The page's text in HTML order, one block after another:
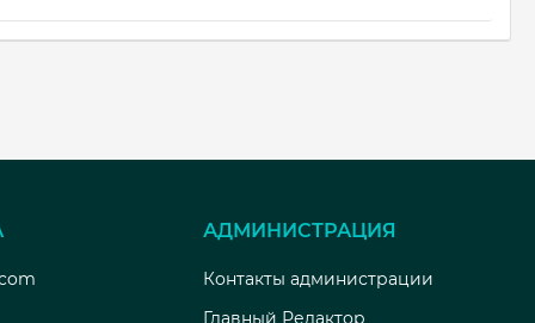
АДМИНИСТРАЦИЯ
Контакты администрации
Главный Редактор